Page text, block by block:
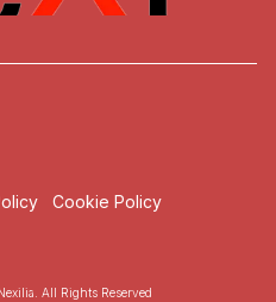
Cookie Policy
All Rights Reserved